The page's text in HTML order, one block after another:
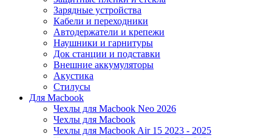
Зарядные устройства
Кабели и переходники
Автодержатели и крепежи
Наушники и гарнитуры
Док станции и подставки
Внешние аккумуляторы
Акустика
Стилусы
Для Macbook
Чехлы для Macbook Neo 2026
Чехлы для Macbook
Чехлы для Macbook Air 15 2023 - 2025